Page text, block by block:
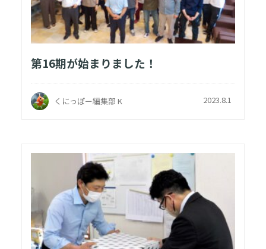
第16期が始まりました！
くにっぽー編集部 K 2023.8.1